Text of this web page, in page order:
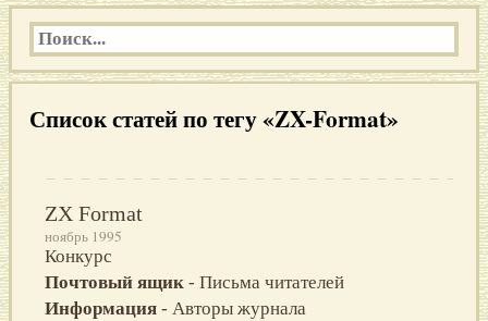
Список статей по тегу «ZX-Format»
ZX Format
ноябрь 1995
Конкурс
Почтовый ящик - Письма читателей
Информация - Авторы журнала